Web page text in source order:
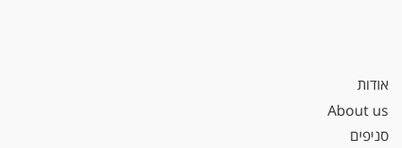
אודות
About us
סניפים